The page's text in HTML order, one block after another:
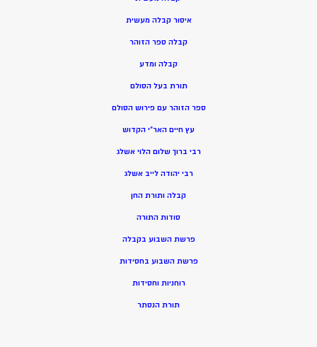
איסור קבלה מעשית
קבלה ספר הזוהר
קבלה ומדע
תורת בעל הסולם
ספר הזוהר עם פירוש הסולם
עץ חיים האר”י הקדוש
רבי ברוך שלום הלוי אשלג
רבי יהודה לייב אשלג
קבלה ותורת החן
סודות התורה
פרשת השבוע בקבלה
פרשת השבוע בחסידות
רוחניות וחסידות
תורת הנסתר